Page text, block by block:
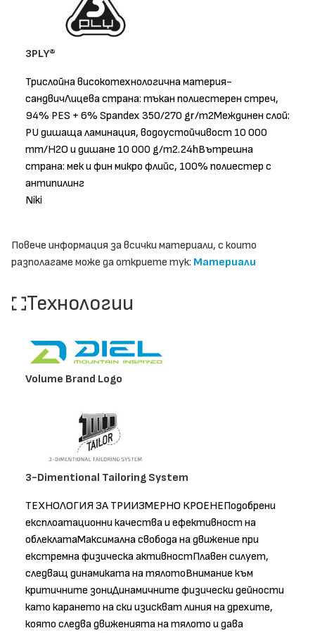
3PLY®
Трислойна високотехнологична материя-
сандвичЛицева страна: тъкан полиестерен стреч,
94% PES + 6% Spandex 350/270 gr/m2Междинен слой:
PU дишаща ламинация, водоустойчивост 10 000
mm/H2O и дишане 10 000 g/m2.24hВътрешна
страна: мек и фин микро флийс, 100% полиестер с
антипилинг
Niki
Повече информация за всички материали, с които
разполагаме може да откриете тук: Материали
Технологии
Volume Brand Logo
3-Dimentional Tailoring System
ТЕХНОЛОГИЯ ЗА ТРИИЗМЕРНО КРОЕНЕПодобрени
експлоатационни качества и ефективност на
облеклатаМаксимална свобода на движение при
екстремна физическа активностПлавен силует,
следващ динамиката на тялотоВнимание към
критичните зониДинамичните физически дейности
като карането на ски изискват линия на дрехите,
която следва движенията на тялото и дава